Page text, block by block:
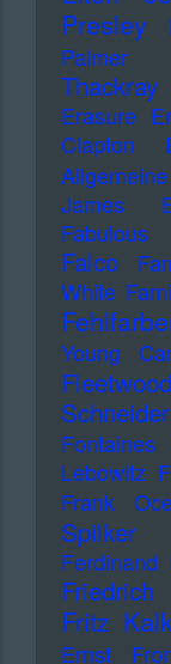
Presley
Palmer
Thackray
Erasure
Clapton
James
Falco
White
Young
Schneider
Lebowitz
Frank
Spilker
Ferdinand
Friedrich
Fritz
Ernst